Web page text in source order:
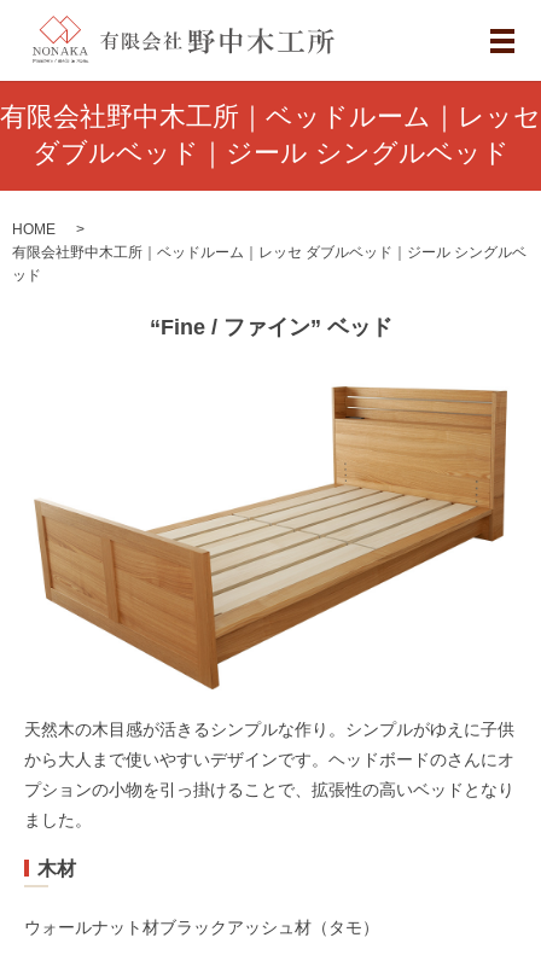
メ
有限会社野中木工所｜ベッドルーム｜レッセ
ダブルベッド｜ジール シングルベッド
HOME
有限会社野中木工所｜ベッドルーム｜レッセ ダブルベッド｜ジール シングルベ
ッド
“Fine / ファイン” ベッド
天然木の木目感が活きるシンプルな作り。シンプルがゆえに子供
から大人まで使いやすいデザインです。ヘッドボードのさんにオ
プションの小物を引っ掛けることで、拡張性の高いベッドとなり
ました。
木材
ウォールナット材ブラックアッシュ材（タモ）